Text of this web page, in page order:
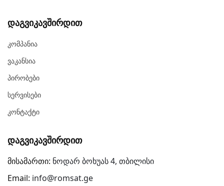
Დაგვიკავშირდით
Კომპანია
Ვაკანსია
Პირობები
Სერვისები
Კონტაქტი
Დაგვიკავშირდით
მისამართი: ნოდარ ბოხუას 4, თბილისი
Email: info@romsat.ge